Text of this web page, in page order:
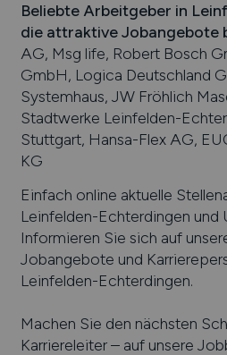
Beliebte Arbeitgeber in
die attraktive Jobangebote
AG, Msg life, Robert Bosch
GmbH, Logica Deutschland
Systemhaus, JW Fröhlich
Stadtwerke Leinfelden-
Stuttgart, Hansa-Flex AG,
KG
Einfach online aktuelle
Leinfelden-Echterdingen und
Informieren Sie sich auf
Jobangebote und
Leinfelden-Echterdingen.
Machen Sie den nächsten
Karriereleiter – auf unsere